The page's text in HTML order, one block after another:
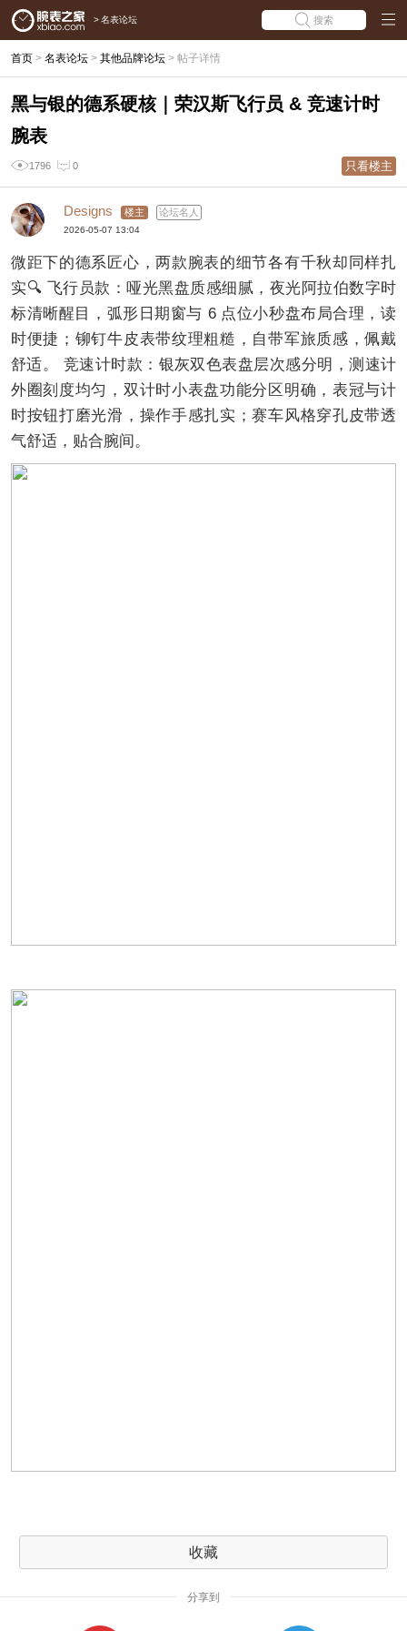
> 名表论坛 搜索
首页 > 名表论坛 > 其他品牌论坛 > 帖子详情
黑与银的德系硬核｜荣汉斯飞行员 & 竞速计时
腕表
1796 0 只看楼主
Designs 楼主 论坛名人
2026-05-07 13:04
微距下的德系匠心，两款腕表的细节各有千秋却同样扎
实🔍 飞行员款：哑光黑盘质感细腻，夜光阿拉伯数字时
标清晰醒目，弧形日期窗与 6 点位小秒盘布局合理，读
时便捷；铆钉牛皮表带纹理粗糙，自带军旅质感，佩戴
舒适。 竞速计时款：银灰双色表盘层次感分明，测速计
外圈刻度均匀，双计时小表盘功能分区明确，表冠与计
时按钮打磨光滑，操作手感扎实；赛车风格穿孔皮带透
气舒适，贴合腕间。
收藏
分享到